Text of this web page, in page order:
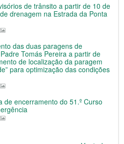
de trânsito a partir de 10 de
drenagem na Estrada da Ponta
das duas paragens de
Tomás Pereira a partir de
de localização da paragem
para optimização das condições
de encerramento do 51.º Curso